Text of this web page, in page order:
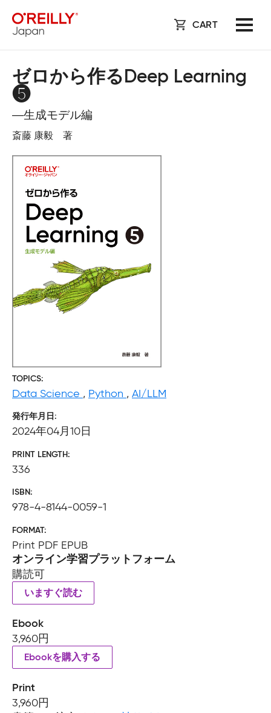
CART
ゼロから作るDeep Learning
❺
―生成モデル編
斎藤 康毅 著
TOPICS
Data Science , Python , AI/LLM
発行年月日
2024年04月10日
PRINT LENGTH
336
ISBN
978-4-8144-0059-1
FORMAT
Print PDF EPUB
オンライン学習プラットフォーム
購読可
いますぐ読む
Ebook
3,960円
Ebookを購入する
Print
3,960円